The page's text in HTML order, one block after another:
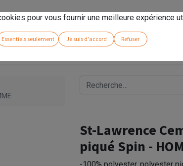
St-Lawrence
piqué Spin -
-100% polyester, polyester
pour vous fournir une meilleure expérience
Essentiels seulement Je suis d'accord Refuser